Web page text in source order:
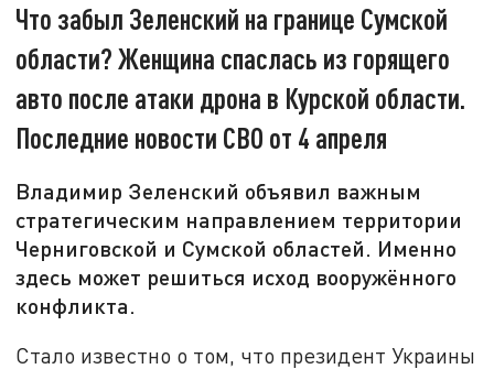
Что забыл Зеленский на границе Сумской
области? Женщина спаслась из горящего
авто после атаки дрона в Курской области.
Последние новости СВО от 4 апреля
Владимир Зеленский объявил важным
стратегическим направлением территории
Черниговской и Сумской областей. Именно
здесь может решиться исход вооружённого
конфликта.
Стало известно о том, что президент Украины